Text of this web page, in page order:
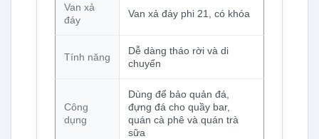
Van xả
đáy
Van xả đáy phi 21, có khóa
Tính năng
Dễ dàng tháo rời và di
chuyển
Công
dụng
Dùng để bảo quản đá,
đựng đá cho quầy bar,
quán cà phê và quán trà
sữa